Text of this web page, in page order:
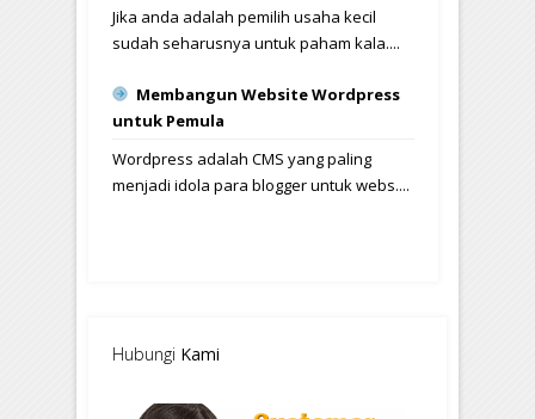
Jika anda adalah pemilih usaha kecil
sudah seharusnya untuk paham kala....
Membangun Website Wordpress
untuk Pemula
Wordpress adalah CMS yang paling
menjadi idola para blogger untuk webs....
Hubungi Kami